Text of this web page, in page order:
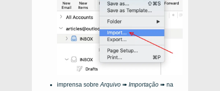
imprensa sobre Arquivo ➠ Importação ➠ na